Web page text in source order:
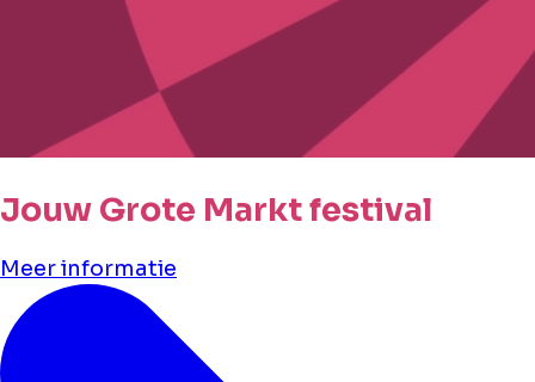
Jouw Grote Markt festival
Meer informatie